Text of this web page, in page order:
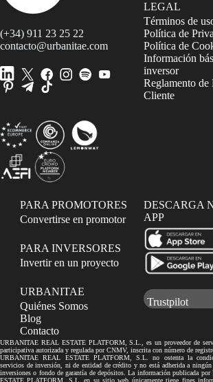
(+34) 911 23 25 22
contacto@urbanitae.com
LEGAL
Términos de
Política de
Política de
Información
inversor
Reglamento de
Cliente
PARA PROMOTORES
Convertirse en promotor
PARA INVERSORES
Invertir en un proyecto
URBANITAE
Quiénes Somos
Blog
Contacto
DESCARGA
APP
Trustpilot
URBANITAE REAL ESTATE PLATFORM, S.L., es un proveedor de
participativa autorizada y regulada por CNMV, inscrita con número de
URBANITAE REAL ESTATE PLATFORM, S.L. no ostenta la
servicios de inversión, ni de entidad de crédito y no está adherida a ningún
inversiones o fondo de garantía de depósitos. La información publicada
ESTATE PLATFORM, S.L. en su sitio web únicamente tiene fines